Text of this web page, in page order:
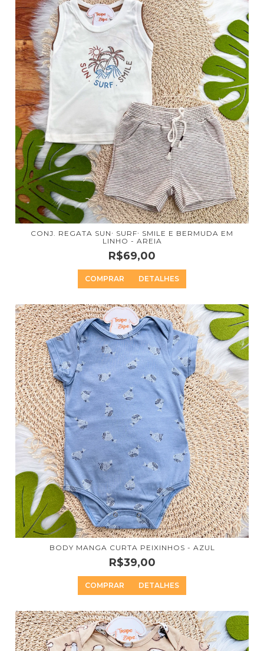
CONJ. REGATA SUN∙ SURF∙ SMILE E BERMUDA EM
LINHO - AREIA
R$69,00
COMPRAR DETALHES
BODY MANGA CURTA PEIXINHOS - AZUL
R$39,00
COMPRAR DETALHES